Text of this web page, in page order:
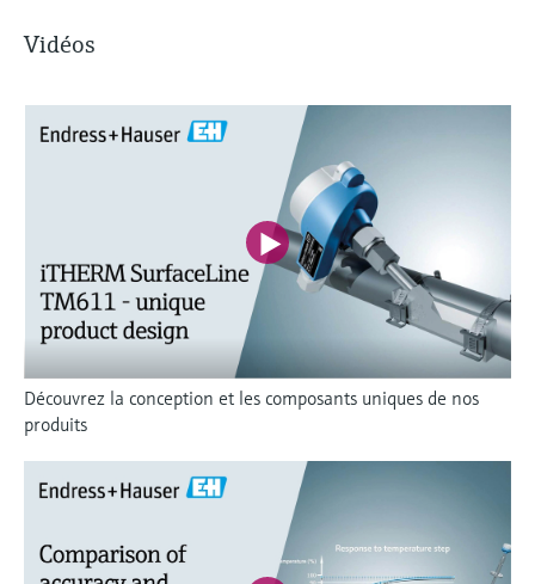
Vidéos
Découvrez la conception et les composants uniques de nos
produits